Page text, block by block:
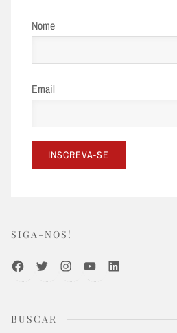
Nome
Email
SIGA-NOS!
FacebookTwitterInstagramYoutubeLinkedIn
BUSCAR